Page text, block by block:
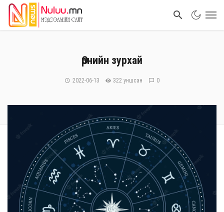
Өрнийн зурхай
2022-06-13 322 уншсан 0